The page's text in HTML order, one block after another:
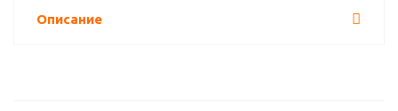
Описание